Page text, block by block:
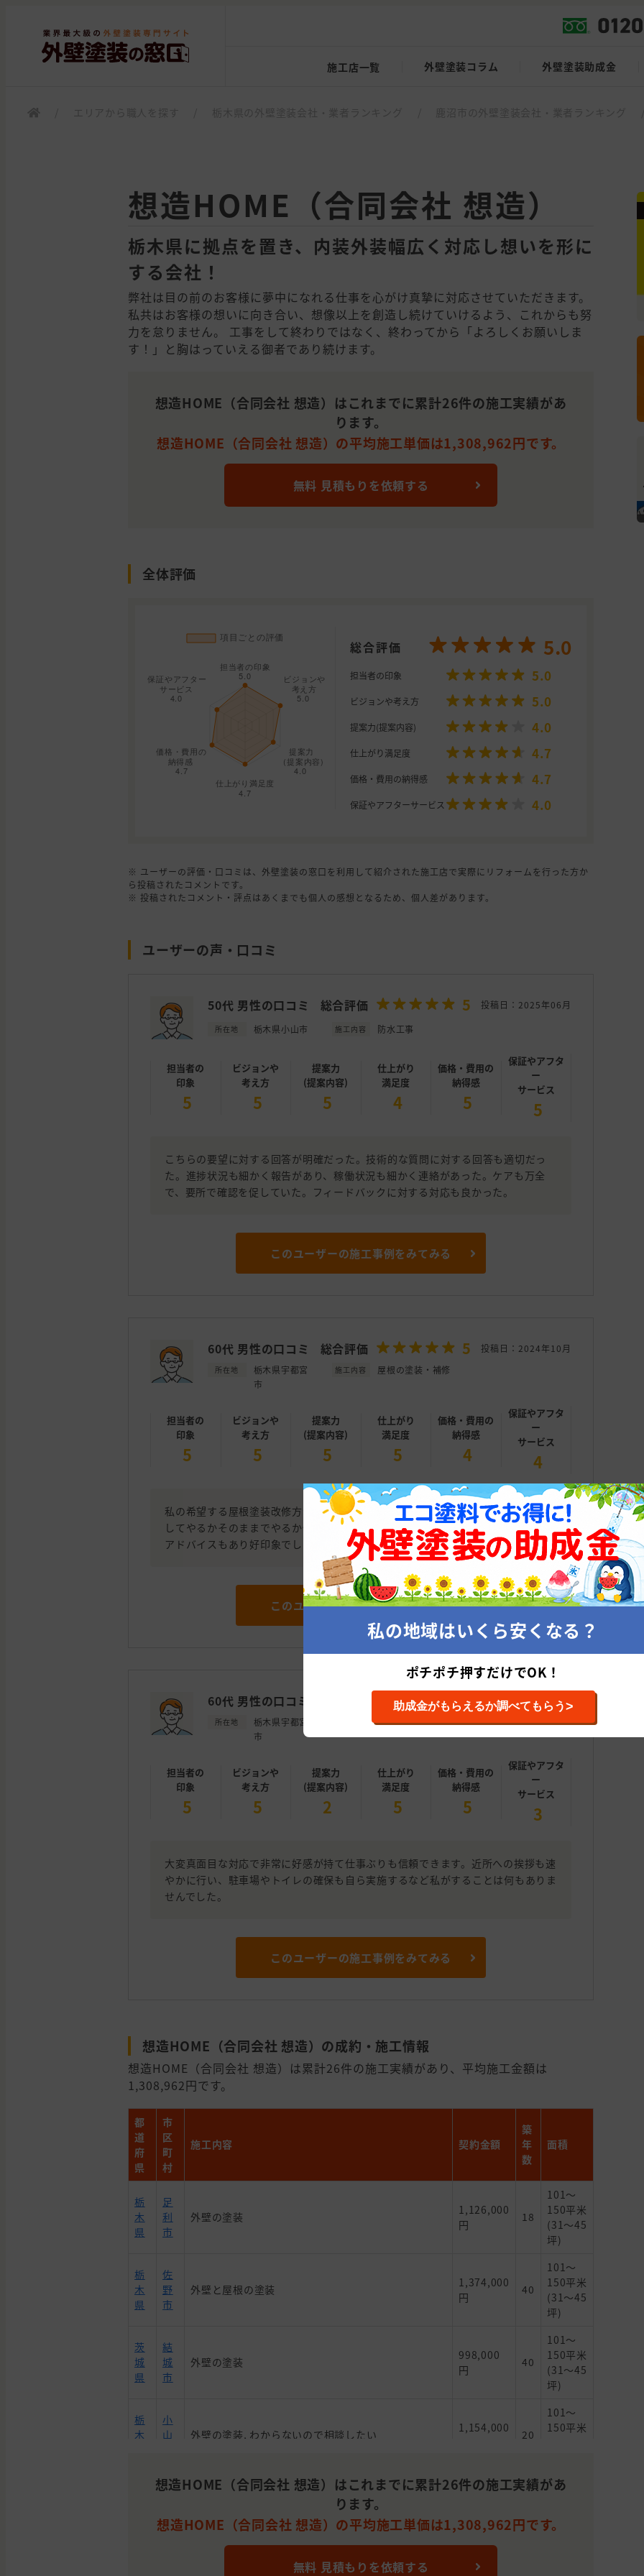
施工店一覧 外壁塗装コラム 外壁塗装助成金
想造HOME（合同会社 想造）
栃木県に拠点を置き、内装外装幅広く対応し想いを形に
する会社！
弊社は目の前のお客様に夢中になれる仕事を心がけ真摯に対応させていただきます。
私共はお客様の想いに向き合い、想像以上を創造し続けていけるよう、これからも努
力を怠りません。 工事をして終わりではなく、終わってから「よろしくお願いしま
す！」と胸はっていえる御者であり続けます。
想造HOME（合同会社 想造）はこれまでに累計26件の施工実績があ
ります。
想造HOME（合同会社 想造）の平均施工単価は1,308,962円です。
無料 見積もりを依頼する
全体評価
総合評価 5.0
担当者の印象 5.0
ビジョンや考え方 5.0
提案力(提案内容) 4.0
仕上がり満足度 4.7
価格・費用の納得感 4.7
保証やアフターサービス 4.0
※ ユーザーの評価・口コミは、外壁塗装の窓口を利用して紹介された施工店で実際にリフォームを行った方か
ら投稿されたコメントです。
※ 投稿されたコメント・評点はあくまでも個人の感想となるため、個人差があります。
ユーザーの声・口コミ
50代 男性の口コミ 総合評価 5 投稿日：2025年06月
所在地 栃木県小山市 施工内容 防水工事
担当者の
印象
5
ビジョンや
考え方
5
提案力
(提案内容)
5
仕上がり
満足度
4
価格・費用の
納得感
5
保証やアフタ
ー
サービス
5
こちらの要望に対する回答が明確だった。技術的な質問に対する回答も適切だっ
た。進捗状況も細かく報告があり、稼働状況も細かく連絡があった。ケアも万全
で、要所で確認を促していた。フィードバックに対する対応も良かった。
このユーザーの施工事例をみてみる
60代 男性の口コミ 総合評価 5 投稿日：2024年10月
所在地
栃木県宇都宮
市
施工内容 屋根の塗装・補修
担当者の
印象
5
ビジョンや
考え方
5
提案力
(提案内容)
5
仕上がり
満足度
5
価格・費用の
納得感
4
保証やアフタ
ー
サービス
4
私の希望する屋根塗装改修方法が一致しました。 太陽光発電のパネルが有り、外
してやるかそのままでやるか悩んでいましたが 明るく爽やかな接客態度で適切な
アドバイスもあり好印象でした。
このユーザーの施工事例をみてみる
60代 男性の口コミ 5 投稿日：2024年08月
所在地
栃木県宇都宮
市
屋根の塗装・補修
担当者の
印象
5
ビジョンや
考え方
5
提案力
(提案内容)
2
仕上がり
満足度
5
価格・費用の
納得感
5
保証やアフタ
ー
サービス
3
大変真面目な対応で非常に好感が持て仕事ぶりも信頼できます。近所への挨拶も速
やかに行い、駐車場やトイレの確保も自ら実施するなど私がすることは何もありま
せんでした。
このユーザーの施工事例をみてみる
想造HOME（合同会社 想造）の成約・施工情報
想造HOME（合同会社 想造）は累計26件の施工実績があり、平均施工金額は
1,308,962円です。
都
道
府
県
市
区
町
村
施工内容 契約金額
築
年
数
面積
栃
木
県
足
利
市
外壁の塗装
1,126,000
円
18
101～
150平米
(31～45
坪)
栃
木
県
佐
野
市
外壁と屋根の塗装
1,374,000
円
40
101～
150平米
(31～45
坪)
茨
城
県
結
城
市
外壁の塗装
998,000
円
40
101～
150平米
(31～45
坪)
栃
木
小
山
外壁の塗装, わからないので相談したい
1,154,000
20
101～
150平米
下
郡
屋根の塗装, 屋根の貼り替え(葺き替え), わからないの 664,000
想造HOME（合同会社 想造）はこれまでに累計26件の施工実績があ
ります。
想造HOME（合同会社 想造）の平均施工単価は1,308,962円です。
無料 見積もりを依頼する
私の地域はいくら安くなる？
ポチポチ押すだけでOK！
助成金がもらえるか調べてもらう>